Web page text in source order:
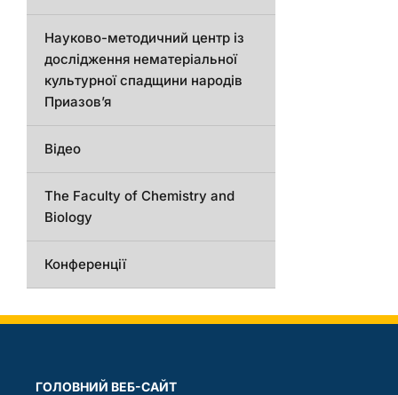
Науково-методичний центр із
дослідження нематеріальної
культурної спадщини народів
Приазов’я
Відео
The Faculty of Chemistry and
Biology
Конференції
ГОЛОВНИЙ ВЕБ-САЙТ